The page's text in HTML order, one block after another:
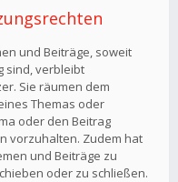
und Beiträge, soweit
sind, verbleibt
Sie räumen dem
Themas oder
oder den Beitrag
vorzuhalten. Zudem hat
und Beiträge zu
oder zu schließen.